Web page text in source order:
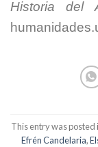
Historia del
This entry was posted
Efrén Candelaria,